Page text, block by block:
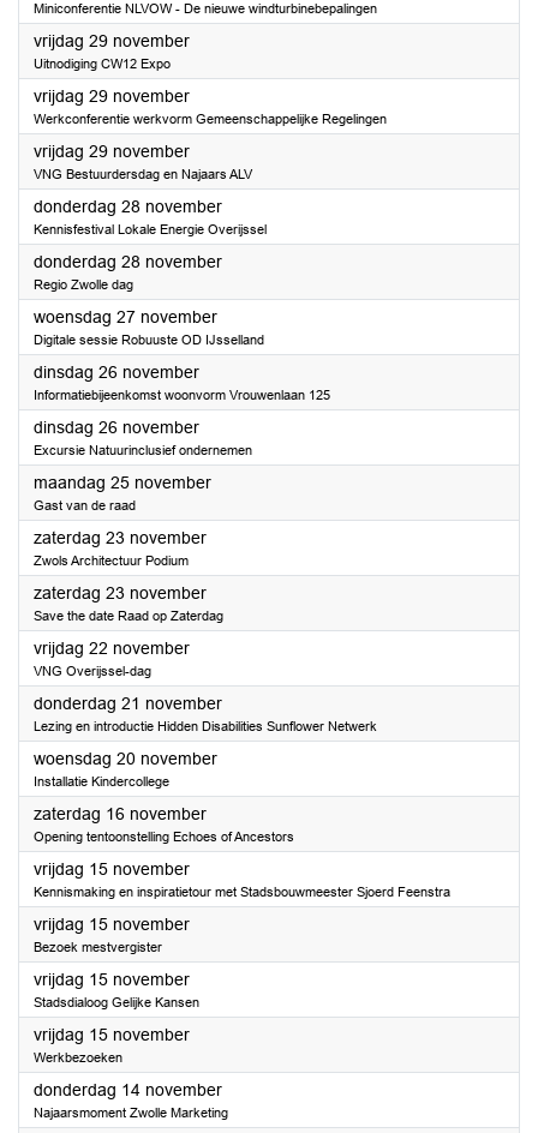
Miniconferentie NLVOW - De nieuwe windturbinebepalingen
vrijdag 29 november2024
Uitnodiging CW12 Expo
vrijdag 29 november2024
Werkconferentie werkvorm Gemeenschappelijke Regelingen
vrijdag 29 november2024
VNG Bestuurdersdag en Najaars ALV
donderdag 28 november2024
Kennisfestival Lokale Energie Overijssel
donderdag 28 november2024
Regio Zwolle dag
woensdag 27 november2024
Digitale sessie Robuuste OD IJsselland
dinsdag 26 november2024
Informatiebijeenkomst woonvorm Vrouwenlaan 125
dinsdag 26 november2024
Excursie Natuurinclusief ondernemen
maandag 25 november2024
Gast van de raad
zaterdag 23 november2024
Zwols Architectuur Podium
zaterdag 23 november2024
Save the date Raad op Zaterdag
vrijdag 22 november2024
VNG Overijssel-dag
donderdag 21 november2024
Lezing en introductie Hidden Disabilities Sunflower Netwerk
woensdag 20 november2024
Installatie Kindercollege
zaterdag 16 november2024
Opening tentoonstelling Echoes of Ancestors
vrijdag 15 november2024
Kennismaking en inspiratietour met Stadsbouwmeester Sjoerd Feenstra
vrijdag 15 november2024
Bezoek mestvergister
vrijdag 15 november2024
Stadsdialoog Gelijke Kansen
vrijdag 15 november2024
Werkbezoeken
donderdag 14 november2024
Najaarsmoment Zwolle Marketing